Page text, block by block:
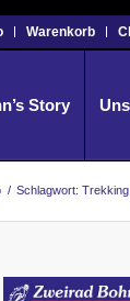
Warenkorb
Story
/ Schlagwort: